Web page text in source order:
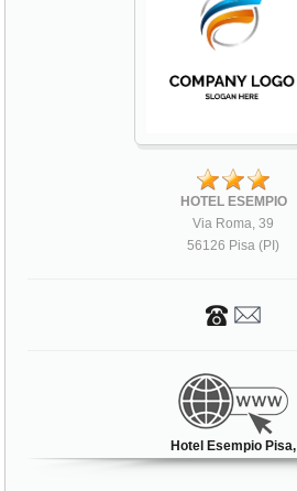
HOTEL ESEMPIO
Via Roma, 39
56126 Pisa (PI)
Hotel Esempio Pisa,